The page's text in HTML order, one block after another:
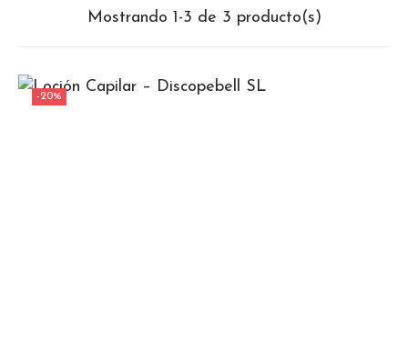
Mostrando 1-3 de 3 producto(s)
-20%